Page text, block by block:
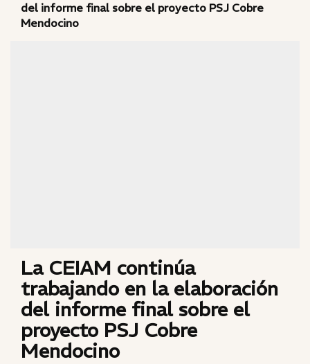
del informe final sobre el proyecto PSJ Cobre
Mendocino
La CEIAM continúa
trabajando en la elaboración
del informe final sobre el
proyecto PSJ Cobre
Mendocino